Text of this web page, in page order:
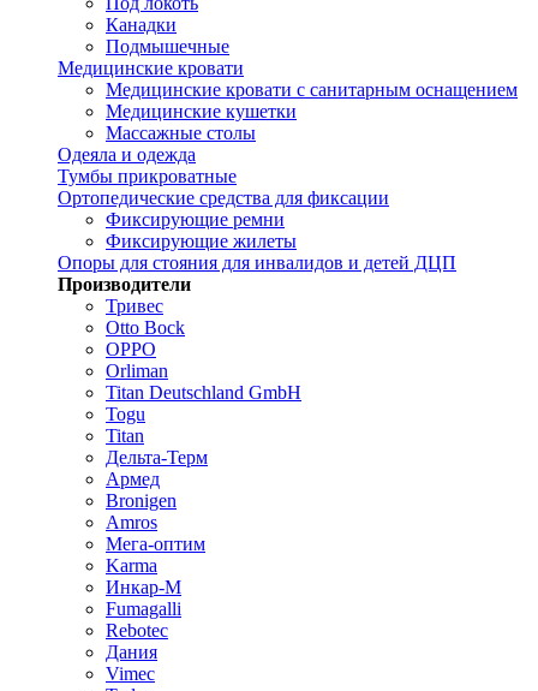
Канадки
Подмышечные
Медицинские кровати
Медицинские кровати с санитарным оснащением
Медицинские кушетки
Массажные столы
Одеяла и одежда
Тумбы прикроватные
Ортопедические средства для фиксации
Фиксирующие ремни
Фиксирующие жилеты
Опоры для стояния для инвалидов и детей ДЦП
Производители
Тривес
Otto Bock
OPPO
Orliman
Titan Deutschland GmbH
Togu
Titan
Дельта-Терм
Армед
Bronigen
Amros
Мега-оптим
Karma
Инкар-М
Fumagalli
Rebotec
Дания
Vimec